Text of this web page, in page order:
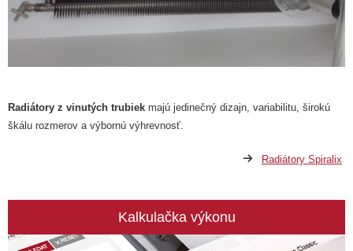
Radiátory z vinutých trubiek majú jedinečný dizajn, variabilitu, širokú
škálu rozmerov a výbornú výhrevnosť.
Radiátory Spiralix
Kalkulačka výkonu